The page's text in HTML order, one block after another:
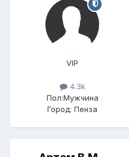
VIP
4.3k
Пол:Мужчина
Город: Пенза